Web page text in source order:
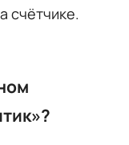
счётчике.